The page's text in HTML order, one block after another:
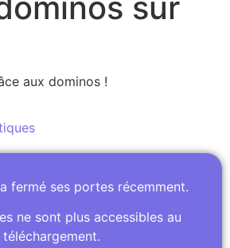
aux dominos !
fermé ses portes récemment.
ne sont plus accessibles au
téléchargement.